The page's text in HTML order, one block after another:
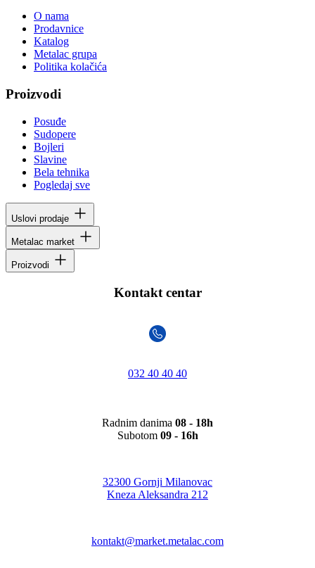
O nama
Prodavnice
Katalog
Metalac grupa
Politika kolačića
Proizvodi
Posuđe
Sudopere
Bojleri
Slavine
Bela tehnika
Pogledaj sve
Uslovi prodaje
Metalac market
Proizvodi
Kontakt centar
032 40 40 40
Radnim danima 08 - 18h
Subotom 09 - 16h
32300 Gornji Milanovac
Kneza Aleksandra 212
kontakt@market.metalac.com